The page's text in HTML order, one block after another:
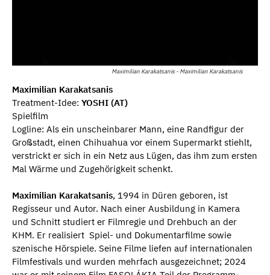
Maximilian Karakatsanis - Maximilian Karakatsanis
Maximilian Karakatsanis
Treatment-Idee: YOSHI (AT)
Spielfilm
Logline: Als ein unscheinbarer Mann, eine Randfigur der
Großstadt, einen Chihuahua vor einem Supermarkt stiehlt,
verstrickt er sich in ein Netz aus Lügen, das ihm zum ersten
Mal Wärme und Zugehörigkeit schenkt.
Maximilian Karakatsanis, 1994 in Düren geboren, ist
Regisseur und Autor. Nach einer Ausbildung in Kamera
und Schnitt studiert er Filmregie und Drehbuch an der
KHM. Er realisiert Spiel- und Dokumentarfilme sowie
szenische Hörspiele. Seine Filme liefen auf internationalen
Filmfestivals und wurden mehrfach ausgezeichnet; 2024